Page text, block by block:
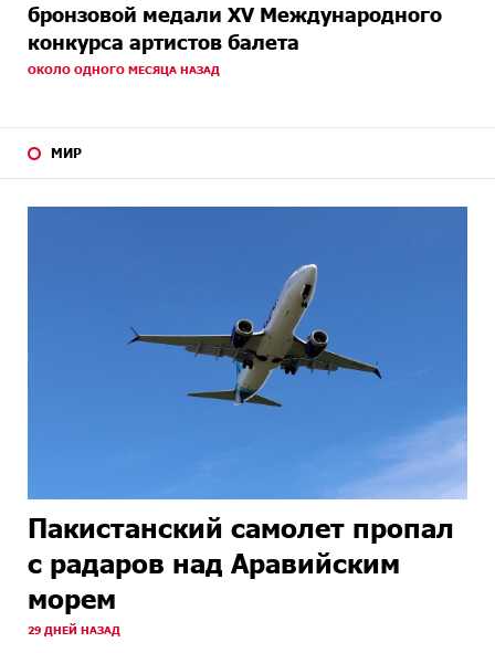
бронзовой медали XV Международного
конкурса артистов балета
ОКОЛО ОДНОГО МЕСЯЦА НАЗАД
МИР
Пакистанский самолет пропал
с радаров над Аравийским
морем
29 ДНЕЙ НАЗАД